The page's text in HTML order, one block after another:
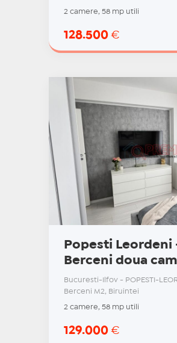
2 camere, 58 mp utili
128.500 €
Popesti Leordeni
Berceni doua
Bucuresti-Ilfov - POPESTI-
Berceni M2, Biruintei
2 camere, 58 mp utili
129.000 €